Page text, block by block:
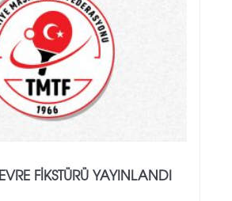
FIKSTÜRÜ YAYINLANDI